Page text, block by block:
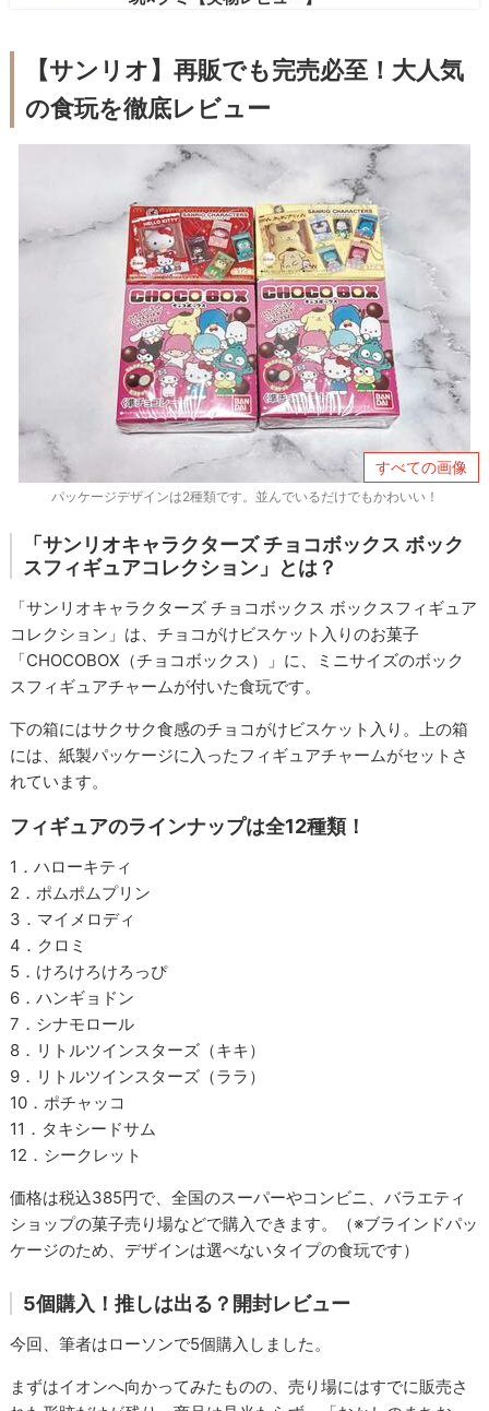
【サンリオ】再販でも完売必至！大人気
の食玩を徹底レビュー
すべての画像
パッケージデザインは2種類です。並んでいるだけでもかわいい！
「サンリオキャラクターズ チョコボックス ボック
スフィギュアコレクション」とは？
「サンリオキャラクターズ チョコボックス ボックスフィギュア
コレクション」は、チョコがけビスケット入りのお菓子
「CHOCOBOX（チョコボックス）」に、ミニサイズのボック
スフィギュアチャームが付いた食玩です。
下の箱にはサクサク食感のチョコがけビスケット入り。上の箱
には、紙製パッケージに入ったフィギュアチャームがセットさ
れています。
フィギュアのラインナップは全12種類！
1．ハローキティ
2．ポムポムプリン
3．マイメロディ
4．クロミ
5．けろけろけろっぴ
6．ハンギョドン
7．シナモロール
8．リトルツインスターズ（キキ）
9．リトルツインスターズ（ララ）
10．ポチャッコ
11．タキシードサム
12．シークレット
価格は税込385円で、全国のスーパーやコンビニ、バラエティ
ショップの菓子売り場などで購入できます。（※ブラインドパッ
ケージのため、デザインは選べないタイプの食玩です）
5個購入！推しは出る？開封レビュー
今回、筆者はローソンで5個購入しました。
まずはイオンへ向かってみたものの、売り場にはすでに販売さ